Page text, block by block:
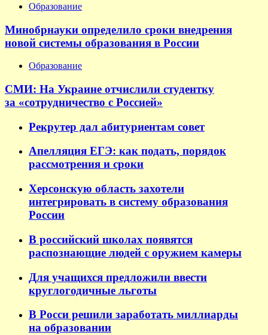
Образование
Минобрнауки определило сроки внедрения
новой системы образования в России
Образование
СМИ: На Украине отчислили студентку
за «сотрудничество с Россией»
Рекрутер дал абитуриентам совет
Апелляция ЕГЭ: как подать, порядок
рассмотрения и сроки
Херсонскую область захотели
интегрировать в систему образования
России
В российский школах появятся
распознающие людей с оружием камеры
Для учащихся предложили ввести
круглогодичные льготы
В Росси решили заработать миллиарды
на образовании